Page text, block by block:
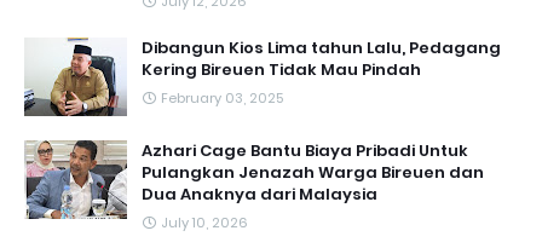
Dibangun Kios Lima tahun Lalu, Pedagang
Kering Bireuen Tidak Mau Pindah
February 03, 2025
Azhari Cage Bantu Biaya Pribadi Untuk
Pulangkan Jenazah Warga Bireuen dan
Dua Anaknya dari Malaysia
July 10, 2026